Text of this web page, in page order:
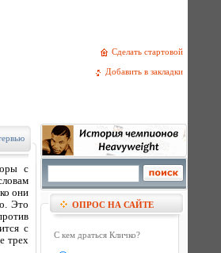
Сделать стартовой
Добавить в закладки
с
они
Это
с
трех
ОПРОС НА САЙТЕ
С кем драться Кличко?